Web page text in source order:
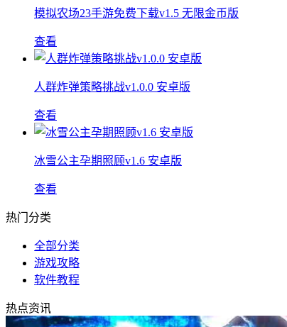
模拟农场23手游免费下载v1.5 无限金币版
查看
人群炸弹策略挑战v1.0.0 安卓版
查看
冰雪公主孕期照顾v1.6 安卓版
查看
热门分类
全部分类
游戏攻略
软件教程
热点资讯